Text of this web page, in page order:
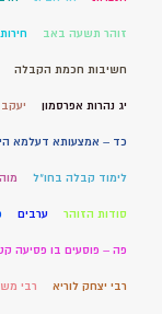
זוהר תשעה באב
חשיבות חכמת הקבלה
יג נהרות אפרסמון יעקב
כד – אמצעותא דעלמא
לימוד קבלה בחו"ל
סודות הזוהר ערבים
פה – פוסעים בו פסיעה
רבי יצחק לוריא רבי